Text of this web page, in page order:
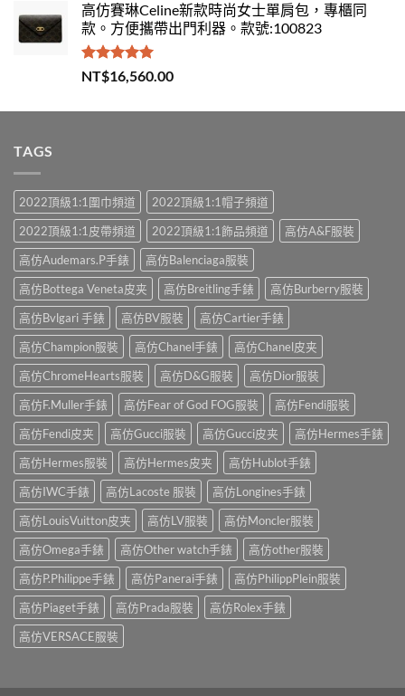
高仿賽琳Celine新款時尚女士單肩包，專櫃同
款。方便攜帶出門利器。款號:100823
評分5.00
滿分 5
NT$16,560.00
TAGS
2022頂級1:1圍巾頻道
2022頂級1:1帽子頻道
2022頂級1:1皮帶頻道
2022頂級1:1飾品頻道
高仿A&F服裝
高仿Audemars.P手錶
高仿Balenciaga服裝
高仿Bottega Veneta皮夹
高仿Breitling手錶
高仿Burberry服裝
高仿Bvlgari 手錶
高仿BV服裝
高仿Cartier手錶
高仿Champion服裝
高仿Chanel手錶
高仿Chanel皮夹
高仿ChromeHearts服裝
高仿D&G服裝
高仿Dior服裝
高仿F.Muller手錶
高仿Fear of God FOG服裝
高仿Fendi服裝
高仿Fendi皮夹
高仿Gucci服裝 高仿Gucci皮夹
高仿Hermes手錶
高仿Hermes服裝
高仿Hermes皮夹
高仿Hublot手錶
高仿IWC手錶
高仿Lacoste 服裝
高仿Longines手錶
高仿LouisVuitton皮夹
高仿LV服裝
高仿Moncler服裝
高仿Omega手錶
高仿Other watch手錶
高仿other服裝
高仿P.Philippe手錶
高仿Panerai手錶
高仿PhilippPlein服裝
高仿Piaget手錶
高仿Prada服裝
高仿Rolex手錶
高仿VERSACE服裝